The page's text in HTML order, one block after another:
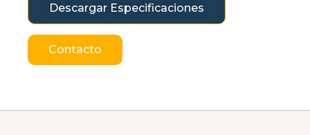
Descargar Especificaciones
Contacto